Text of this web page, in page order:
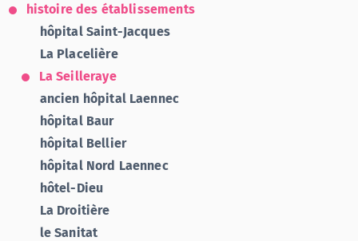
histoire des établissements
hôpital Saint-Jacques
La Placelière
La Seilleraye
ancien hôpital Laennec
hôpital Baur
hôpital Bellier
hôpital Nord Laennec
hôtel-Dieu
La Droitière
le Sanitat